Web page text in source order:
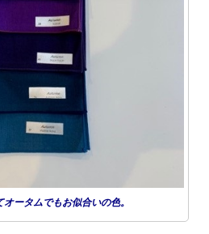
ータムでもお似合いの色。